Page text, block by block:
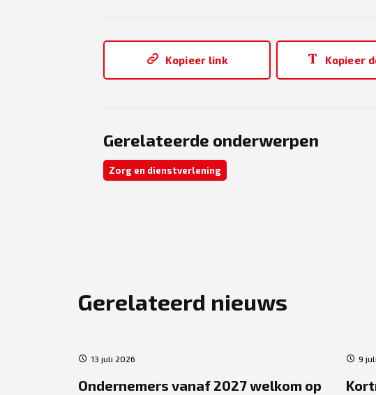
Kopieer link Kopieer
Gerelateerde onderwerpen
Zorg en dienstverlening
Gerelateerd nieuws
13 juli 2026
Ondernemers vanaf 2027 welkom op
9